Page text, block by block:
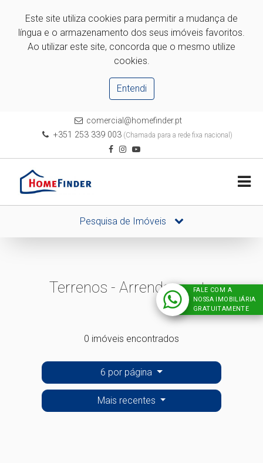
Este site utiliza cookies para permitir a mudança de
língua e o armazenamento dos seus imóveis favoritos.
Ao utilizar este site, concorda que o mesmo utilize
cookies.
Entendi
comercial@homefinder.pt
+351 253 339 003(Chamada para a rede fixa nacional)
Pesquisa de Imóveis
Terrenos - Arrendamento
0 imóveis encontrados
6 por página
Mais recentes
FALE COM A
NOSSA IMOBILIÁRIA
GRATUITAMENTE